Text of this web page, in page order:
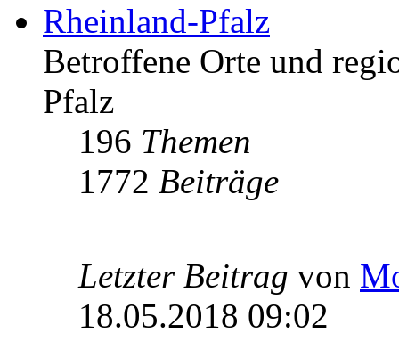
Rheinland-Pfalz
Betroffene Orte und
Pfalz
196 Themen
1772 Beiträge
Letzter Beitrag von
18.05.2018 09:02